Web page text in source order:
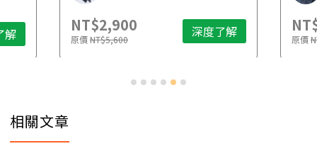
解 NT$2,900
原價NT$5,600 深度了解 原價
相關文章